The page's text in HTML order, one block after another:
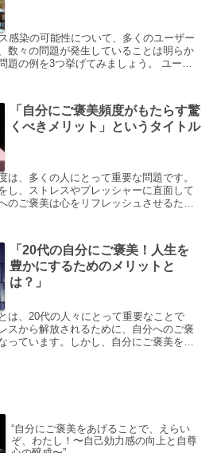
感染の可能性について、多くのユーザー
数々の問題が発生していることは明らか
題の例を3つ挙げてみましょう。 ユーザ
「自分にご褒美頻度がもたらす驚
くべきメリット」というタイトル
は、多くの人にとって重要な問題です。
し、ストレスやプレッシャーに直面して
のご褒美は心をリフレッシュさせるため
「20代の自分にご褒美！人生を
豊かにするためのメリットと
は？」
は、20代の人々にとって重要なことで
スから解放されるために、自分へのご褒
っています。しかし、自分にご褒美を与
“自分にご褒美をあげることで、えらい
ぞ、わたし！〜自己効力感の向上と自尊